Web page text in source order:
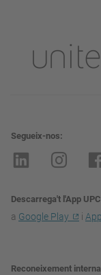
Segueix-nos
Descarrega't l'App UPC
a Google Play i
Reconeixement